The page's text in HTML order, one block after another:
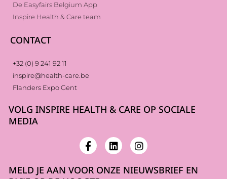
De Easyfairs Belgium App
Inspire Health & Care team
CONTACT
+32 (0) 9 241 92 11
inspire@health-care.be
Flanders Expo Gent
VOLG INSPIRE HEALTH & CARE OP SOCIALE
MEDIA
MELD JE AAN VOOR ONZE NIEUWSBRIEF EN